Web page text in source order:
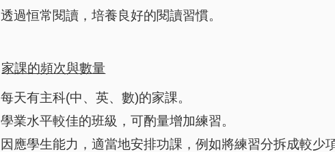
透過恒常閱讀，培養良好的閱讀習慣。
家課的頻次與數量
每天有主科(中、英、數)的家課。
學業水平較佳的班級，可酌量增加練習。
因應學生能力，適當地安排功課，例如將練習分拆成較少